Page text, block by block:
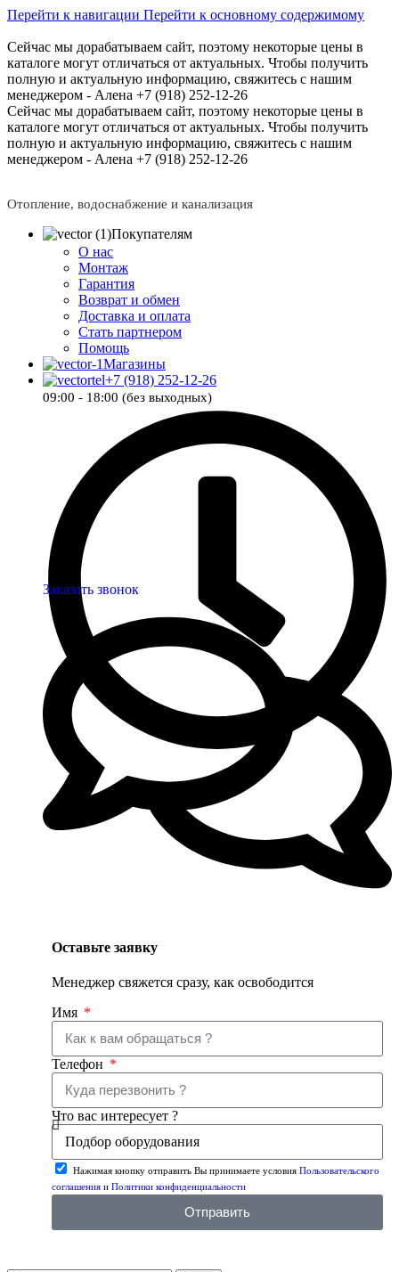
Перейти к навигации Перейти к основному содержимому
Сейчас мы дорабатываем сайт, поэтому некоторые цены в
каталоге могут отличаться от актуальных. Чтобы получить
полную и актуальную информацию, свяжитесь с нашим
менеджером - Алена +7 (918) 252-12-26
Сейчас мы дорабатываем сайт, поэтому некоторые цены в
каталоге могут отличаться от актуальных. Чтобы получить
полную и актуальную информацию, свяжитесь с нашим
менеджером - Алена +7 (918) 252-12-26
Отопление, водоснабжение и канализация
Покупателям
О нас
Монтаж
Гарантия
Возврат и обмен
Доставка и оплата
Стать партнером
Помощь
Магазины
+7 (918) 252-12-26
09:00 - 18:00 (без выходных)
Заказать звонок
Оставьте заявку
Менеджер свяжется сразу, как освободится
Имя
Телефон
Что вас интересует ?
Нажимая кнопку отправить Вы принимаете условия Пользовательского
соглашения и Политики конфиденциальности
Отправить